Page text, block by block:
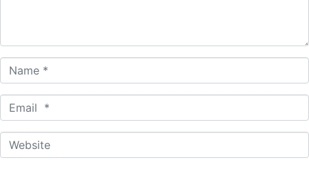
Name
*
Email
*
Website